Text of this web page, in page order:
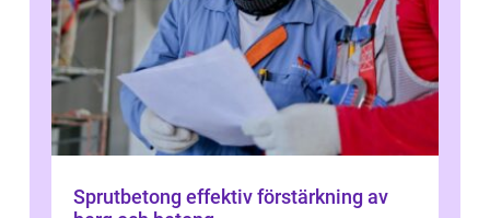
Sprutbetong effektiv förstärkning av